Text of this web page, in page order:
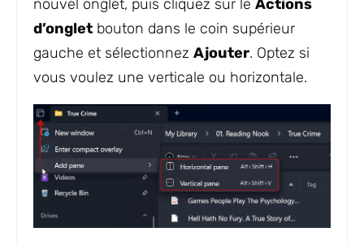
nouvel onglet, puis cliquez sur le Actions
d’onglet bouton dans le coin supérieur
gauche et sélectionnez Ajouter. Optez si
vous voulez une verticale ou horizontale.